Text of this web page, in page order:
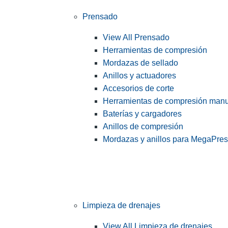
Prensado
View All Prensado
Herramientas de compresión
Mordazas de sellado
Anillos y actuadores
Accesorios de corte
Herramientas de compresión
Baterías y cargadores
Anillos de compresión
Mordazas y anillos para
Limpieza de drenajes
View All Limpieza de drenajes